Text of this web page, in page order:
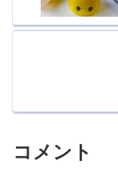
コメント